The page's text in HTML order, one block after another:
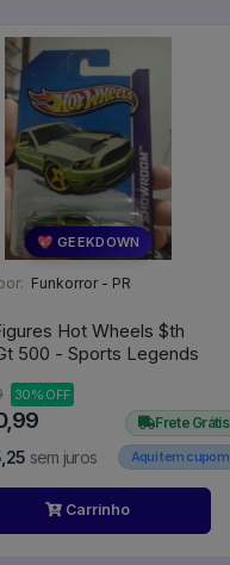
💖 GEEKDOWN
Funkorror - PR
Hot Wheels $th
500 - Sports Legends
30% OFF
sem juros
Frete Grátis
Aqui tem cupom
Carrinho